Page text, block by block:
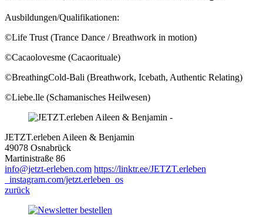
Ausbildungen/Qualifikationen:
©Life Trust (Trance Dance / Breathwork in motion)
©Cacaolovesme (Cacaorituale)
©BreathingCold-Bali (Breathwork, Icebath, Authentic Relating)
©Liebe.lle (Schamanisches Heilwesen)
JETZT.erleben Aileen & Benjamin
49078 Osnabrück
Martinistraße 86
info@jetzt-erleben.com https://linktr.ee/JETZT.erleben
instagram.com/jetzt.erleben_os
zurück